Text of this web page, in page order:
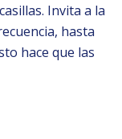
Invita a la
hasta
hace que las